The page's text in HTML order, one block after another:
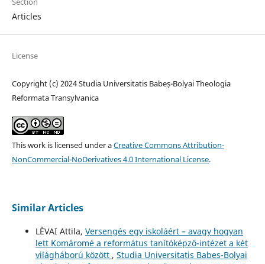
Articles
License
Copyright (c) 2024 Studia Universitatis Babeș-Bolyai Theologia
Reformata Transylvanica
This work is licensed under aCreative Commons Attribution-
NonCommercial-NoDerivatives 4.0 International License.
Similar Articles
LÉVAI Attila, Versengés egy iskoláért – avagy hogyan
lett Komáromé a református tanítóképző-intézet a két
világháború között , Studia Universitatis Babes-Bolyai